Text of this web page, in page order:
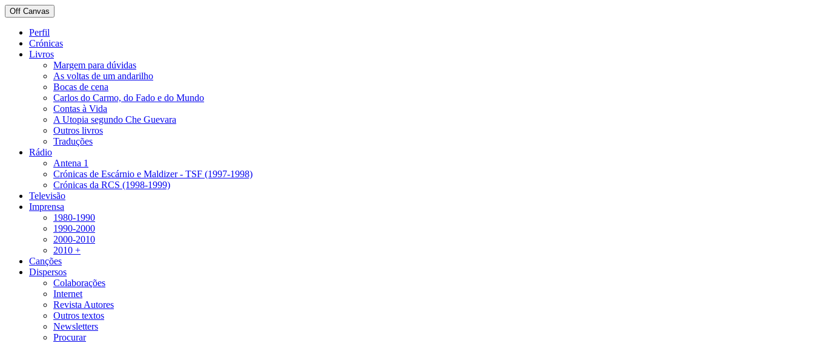
Off Canvas
Perfil
Crónicas
Livros
Margem para dúvidas
As voltas de um andarilho
Bocas de cena
Carlos do Carmo, do Fado e do Mundo
Contas à Vida
A Utopia segundo Che Guevara
Outros livros
Traduções
Rádio
Antena 1
Crónicas de Escárnio e Maldizer - TSF (1997-1998)
Crónicas da RCS (1998-1999)
Televisão
Imprensa
1980-1990
1990-2000
2000-2010
2010 +
Canções
Dispersos
Colaborações
Internet
Revista Autores
Outros textos
Newsletters
Procurar